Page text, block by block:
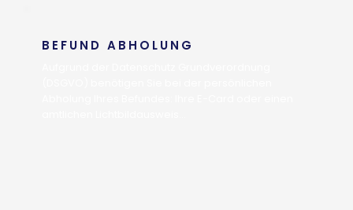
BEFUND ABHOLUNG